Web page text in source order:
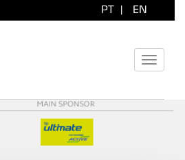
PT | EN
Toggle